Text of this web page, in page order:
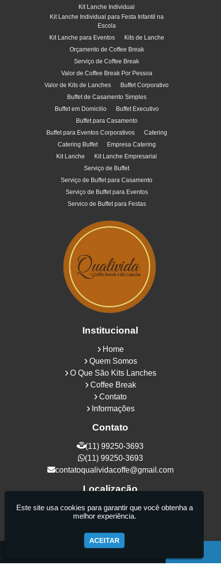
Kit Lanche Individual
Kit Lanche Individual para Festa Infantil na
Escola
Kit Lanche para Eventos
Kits de Lanche
Orçamento de Coffee Break
Serviço de Coffee Break
Valor de Coffee Break Por Pessoa
Valor de Kits de Lanches
Buffet Corporativo
Buffet de Casamento Simples
Buffet em Domicilio
Buffet Executivo
Buffet para Casamento
Buffet para Eventos Corporativos
Catering
Catering Buffet
Empresa Catering
Kit Lanche
Kit Lanche Empresarial
Serviço de Buffet
Serviço de Buffet para Casamento
Serviço de Buffet para Eventos
Servico de Buffet para Festas
Institucional
Home
Quem Somos
O Que São Kits Lanches
Coffee Break
Contato
Informações
Contato
(11) 99250-3693
(11) 99250-3693
contatoqualividacoffe@gmail.com
Localização
Rua Samurais, 27 - Vila Maria Alta - São
Paulo / SP - CEP: 02130-080
Este site usa cookies para garantir que você obtenha a
melhor experiência.
ACEITAR